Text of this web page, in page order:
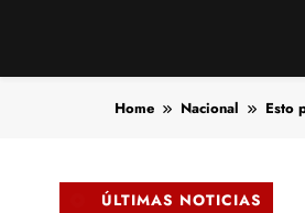
Home Nacional Esto
ÚLTIMAS NOTICIAS